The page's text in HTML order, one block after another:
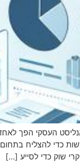
העסקי הפך
כדי להצליח
שוק כדי לסייע […]